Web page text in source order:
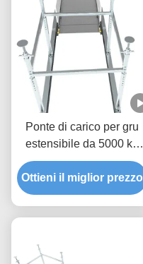
Ponte di carico per gru
estensibile da 5000 kg
con verniciatura
epossidica MLP2800-H
Ottieni il miglior prezzo